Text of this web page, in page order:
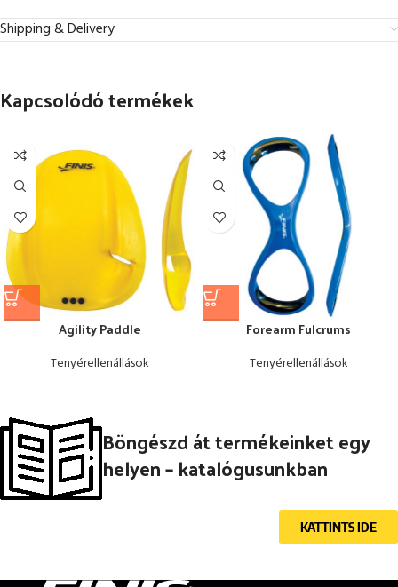
Shipping & Delivery
Kapcsolódó termékek
Agility Paddle
Tenyérellenállások
Forearm Fulcrums
Tenyérellenállások
Böngészd át termékeinket egy
helyen – katalógusunkban
KATTINTS IDE